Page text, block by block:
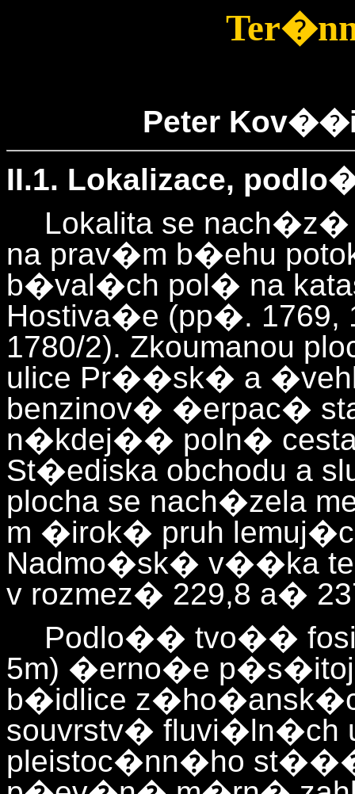
Peter
II.1. Lokalizace,
Lokalita se
na prav�m b�ehu
b�val�ch pol� na
Hostiva�e (pp�. 1769,
1780/2). Zkoumanou
ulice Pr��sk� a
benzinov� �erpac�
n�kdej�� poln�
St�ediska obchodu a
plocha se nach�zela
m �irok� pruh
Nadmo�sk� v��ka
v rozmez� 229,8 a�
Podlo�� tvo��
5m) �erno�e
b�idlice
souvrstv� fluvi�ln�ch
pleistoc�nn�ho